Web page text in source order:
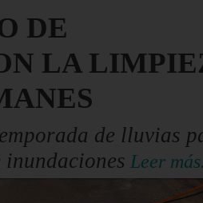
DE
LA
de lluvias
inundaciones Leer más.